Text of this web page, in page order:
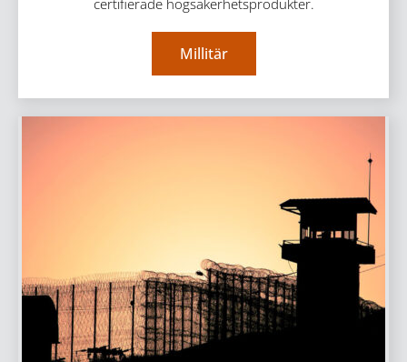
certifierade högsäkerhetsprodukter.
Millitär